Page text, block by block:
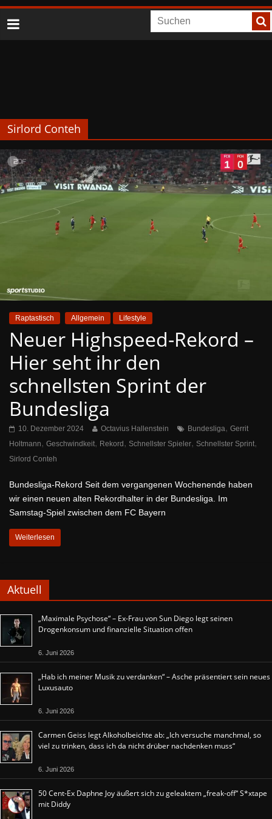
Sirlord Conteh
Raptastisch Allgemein Lifestyle
Neuer Highspeed-Rekord –
Hier seht ihr den
schnellsten Sprint der
Bundesliga
10. Dezember 2024 Octavius Hallenstein Bundesliga, Gerrit
Holtmann, Geschwindkeit, Rekord , Schnellster Spieler, Schnellster Sprint,
Sirlord Conteh
Bundesliga-Rekord Seit dem vergangenen Wochenende haben
wir einen neuen alten Rekordhalter in der Bundesliga. Im
Samstag-Spiel zwischen dem FC Bayern
Weiterlesen
Aktuell
„Maximale Psychose“ – Ex-Frau von Sun Diego legt seinen
Drogenkonsum und finanzielle Situation offen
6. Juni 2026
„Hab ich meiner Musik zu verdanken“ – Asche präsentiert sein neues
Luxusauto
6. Juni 2026
Carmen Geiss legt Alkoholbeichte ab: „Ich versuche manchmal, so
viel zu trinken, dass ich da nicht drüber nachdenken muss“
6. Juni 2026
50 Cent-Ex Daphne Joy äußert sich zu geleaktem „freak-off“ S*xtape
mit Diddy